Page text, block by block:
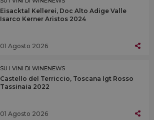
Eisacktal Kellerei, Doc Alto Adige Valle
Isarco Kerner Aristos 2024
01 Agosto 2026
SU I VINI DI WINENEWS
Castello del Terriccio, Toscana Igt Rosso
Tassinaia 2022
01 Agosto 2026